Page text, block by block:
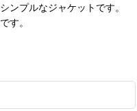
ンプルなジャケットです。
す。